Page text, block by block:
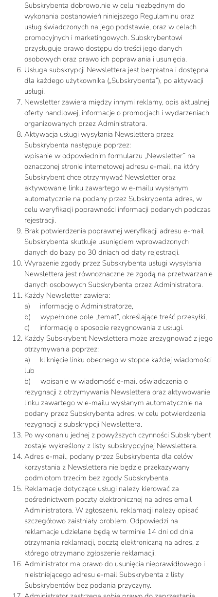
Subskrybenta dobrowolnie w celu niezbędnym do
wykonania postanowień niniejszego Regulaminu oraz
usług świadczonych na jego podstawie, oraz w celach
promocyjnych i marketingowych. Subskrybentowi
przysługuje prawo dostępu do treści jego danych
osobowych oraz prawo ich poprawiania i usunięcia.
Usługa subskrypcji Newslettera jest bezpłatna i dostępna
dla każdego użytkownika („Subskrybenta”), po aktywacji
usługi.
Newsletter zawiera między innymi reklamy, opis aktualnej
oferty handlowej, informacje o promocjach i wydarzeniach
organizowanych przez Administratora.
Aktywacja usługi wysyłania Newslettera przez
Subskrybenta następuje poprzez:
wpisanie w odpowiednim formularzu „Newsletter” na
oznaczonej stronie internetowej adresu e-mail, na który
Subskrybent chce otrzymywać Newsletter oraz
aktywowanie linku zawartego w e-mailu wysłanym
automatycznie na podany przez Subskrybenta adres, w
celu weryfikacji poprawności informacji podanych podczas
rejestracji.
Brak potwierdzenia poprawnej weryfikacji adresu e-mail
Subskrybenta skutkuje usunięciem wprowadzonych
danych do bazy po 30 dniach od daty rejestracji.
Wyrażenie zgody przez Subskrybenta usługi wysyłania
Newslettera jest równoznaczne ze zgodą na przetwarzanie
danych osobowych Subskrybenta przez Administratora.
Każdy Newsletter zawiera:
a)
informację o Administratorze,
b)
wypełnione pole „temat”, określające treść przesyłki,
c)
informację o sposobie rezygnowania z usługi.
Każdy Subskrybent Newslettera może zrezygnować z jego
otrzymywania poprzez:
a)
kliknięcie linku obecnego w stopce każdej wiadomości
lub
b)
wpisanie w wiadomość e-mail oświadczenia o
rezygnacji z otrzymywania Newslettera oraz aktywowanie
linku zawartego w e-mailu wysłanym automatycznie na
podany przez Subskrybenta adres, w celu potwierdzenia
rezygnacji z subskrypcji Newslettera.
Po wykonaniu jednej z powyższych czynności Subskrybent
zostaje wykreślony z listy subskrypcyjnej Newslettera.
Adres e-mail, podany przez Subskrybenta dla celów
korzystania z Newslettera nie będzie przekazywany
podmiotom trzecim bez zgody Subskrybenta.
Reklamacje dotyczące usługi należy kierować za
pośrednictwem poczty elektronicznej na adres email
Administratora. W zgłoszeniu reklamacji należy opisać
szczegółowo zaistniały problem. Odpowiedzi na
reklamacje udzielane będą w terminie 14 dni od dnia
otrzymania reklamacji, pocztą elektroniczną na adres, z
którego otrzymano zgłoszenie reklamacji.
Administrator ma prawo do usunięcia nieprawidłowego i
nieistniejącego adresu e-mail Subskrybenta z listy
Subskrybentów bez podania przyczyny.